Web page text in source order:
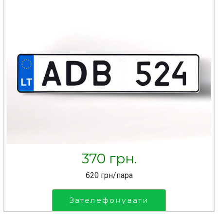
370 грн.
620 грн/пара
Зателефонувати